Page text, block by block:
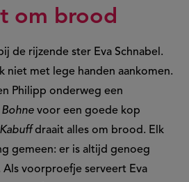
om brood
de rijzende ster Eva Schnabel.
niet met lege handen aankomen.
Philipp onderweg een
Bohne voor een goede kop
Kabuffdraait alles om brood. Elk
gemeen: er is altijd genoeg
Als voorproefje serveert Eva